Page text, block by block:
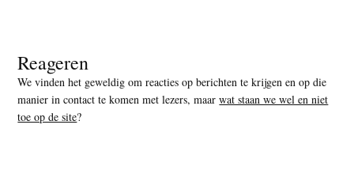
Reageren
We vinden het geweldig om reacties op berichten te krijgen en op die
manier in contact te komen met lezers, maarwat staan we wel en niet
toe op de site?